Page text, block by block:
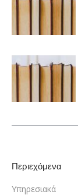
Περιεχόμενα
Υπηρεσιακά